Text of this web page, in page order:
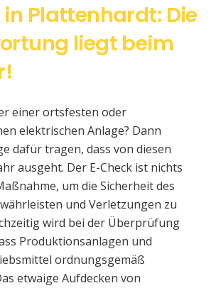
in Plattenhardt: Die
liegt beim
einer ortsfesten oder
elektrischen Anlage? Dann
dafür tragen, dass von diesen
ausgeht. Der E-Check ist nichts
um die Sicherheit des
und Verletzungen zu
wird bei der Überprüfung
Produktionsanlagen und
ordnungsgemäß
etwaige Aufdecken von